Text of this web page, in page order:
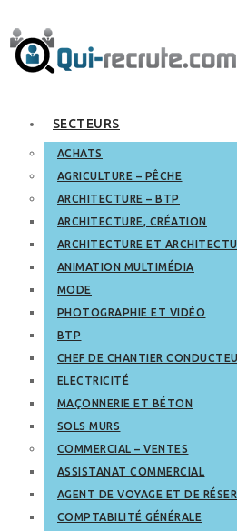
SECTEURS
ACHATS
AGRICULTURE – PÊCHE
ARCHITECTURE – BTP
ARCHITECTURE, CRÉATION
ARCHITECTURE ET
ANIMATION MULTIMÉDIA
MODE
PHOTOGRAPHIE ET VIDÉO
BTP
CHEF DE CHANTIER
ELECTRICITÉ
MAÇONNERIE ET BÉTON
SOLS MURS
COMMERCIAL – VENTES
ASSISTANAT COMMERCIAL
AGENT DE VOYAGE ET DE
COMPTABILITÉ GÉNÉRALE